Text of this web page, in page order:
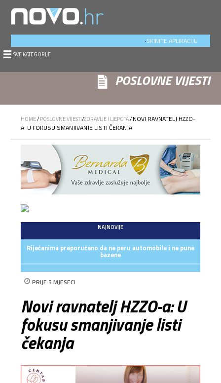
SKINITE APLIKACIJU
.
SVE KATEGORIJE
POSLOVNE VIJESTI
HOME/POSLOVNE VIJESTI/ZDRAVLJE I LJEPOTA/NOVI RAVNATELJ HZZO-
A: U FOKUSU SMANJIVANJE LISTI ČEKANJA
NAJNOVIJE
Riječanima preporučeno da ne peru automobile i ne pune
bazene
PRIJE 5 MJESECI
Novi ravnatelj HZZO-a: U
fokusu smanjivanje listi
čekanja